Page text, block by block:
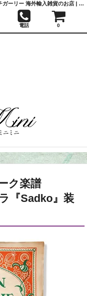
ク楽譜
『Sadko』装
フランス雑貨・輸入雑貨『Zakka MiniMini』| フレンチガーリー 海外輸入雑貨のお店 | かわいい雑貨 | 蚤の市 | アンティーク
電話 0